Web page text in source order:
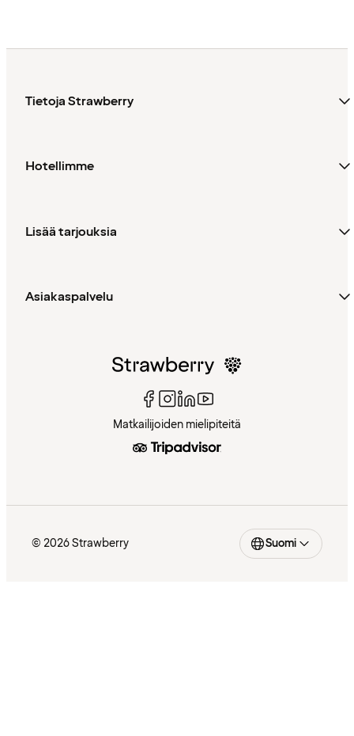
Tietoja Strawberry
Hotellimme
Lisää tarjouksia
Asiakaspalvelu
Matkailijoiden mielipiteitä
© 2026 Strawberry Suomi